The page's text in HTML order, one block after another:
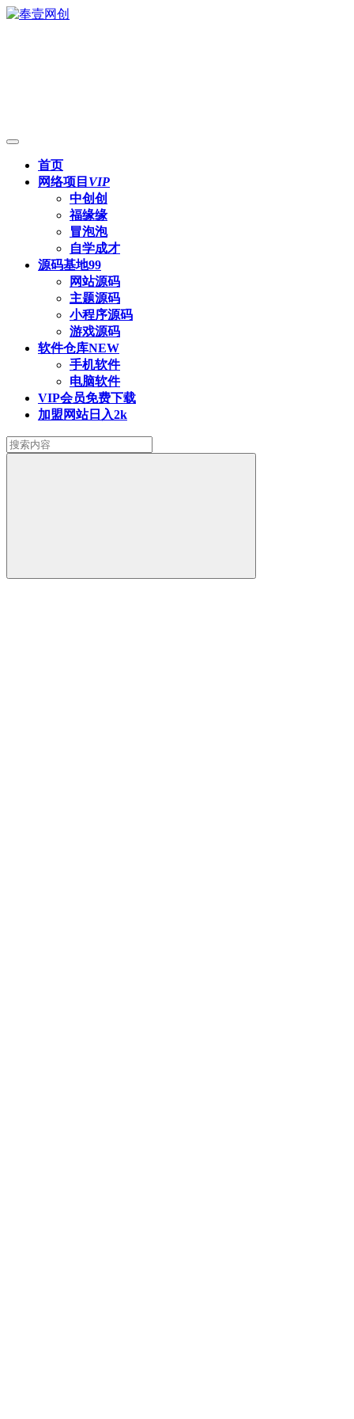
首页
网络项目 VIP
中创创
福缘缘
冒泡泡
自学成才
源码基地99
网站源码
主题源码
小程序源码
游戏源码
软件仓库NEW
手机软件
电脑软件
VIP会员免费下载
加盟网站日入2k